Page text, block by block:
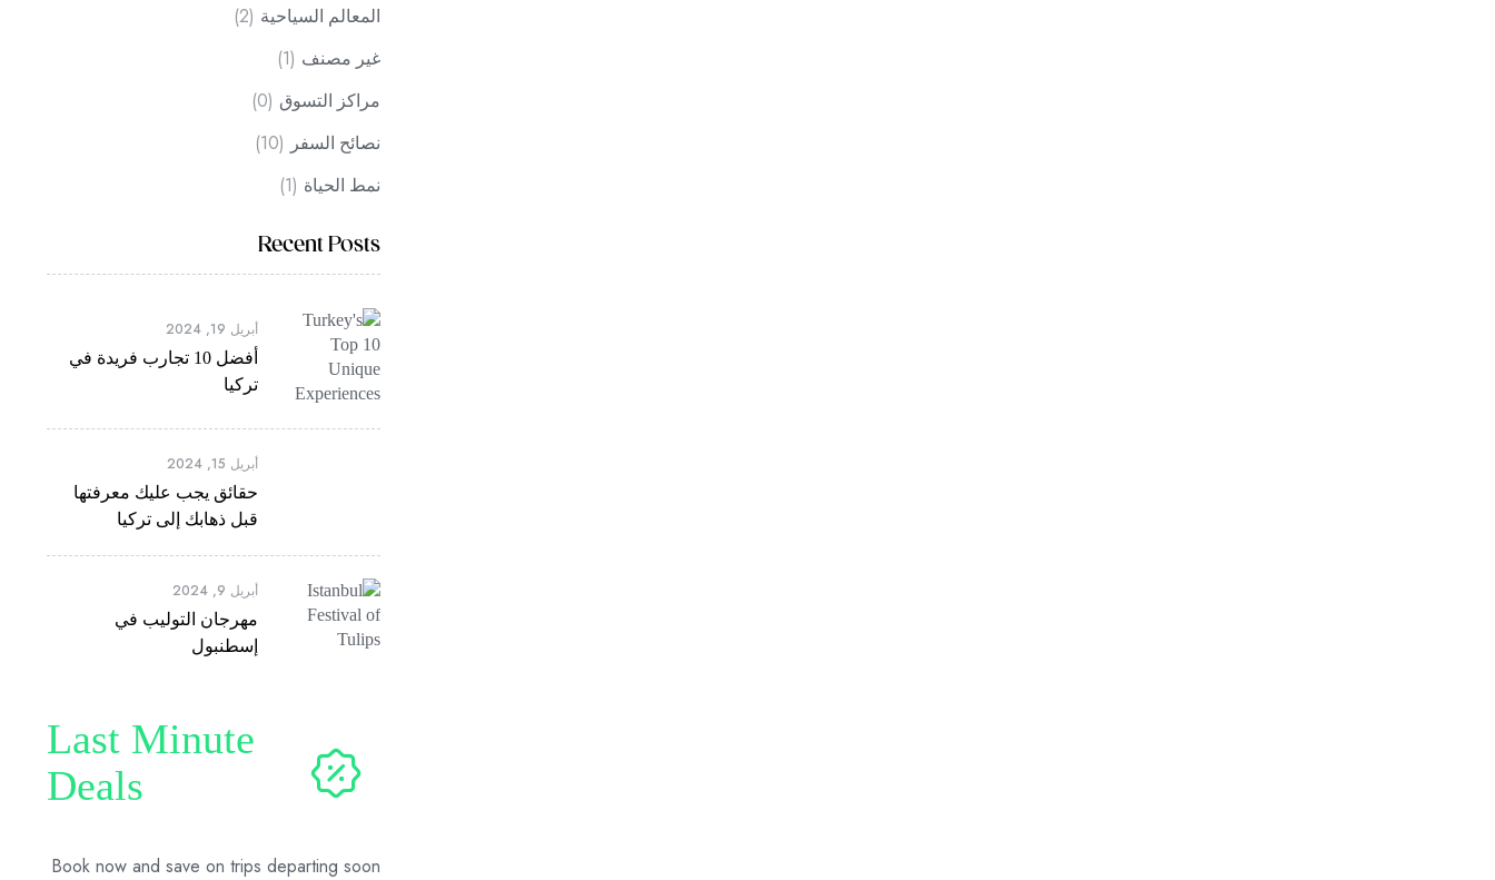
المعالم السياحية (2)
غير مصنف (1)
مراكز التسوق (0)
نصائح السفر (10)
نمط الحياة (1)
Recent Posts
أبريل 19, 2024
أفضل 10 تجارب فريدة في
تركيا
أبريل 15, 2024
حقائق يجب عليك معرفتها
قبل ذهابك إلى تركيا
أبريل 9, 2024
مهرجان التوليب في
إسطنبول
Last Minute
Deals
Book now and save on trips departing soon